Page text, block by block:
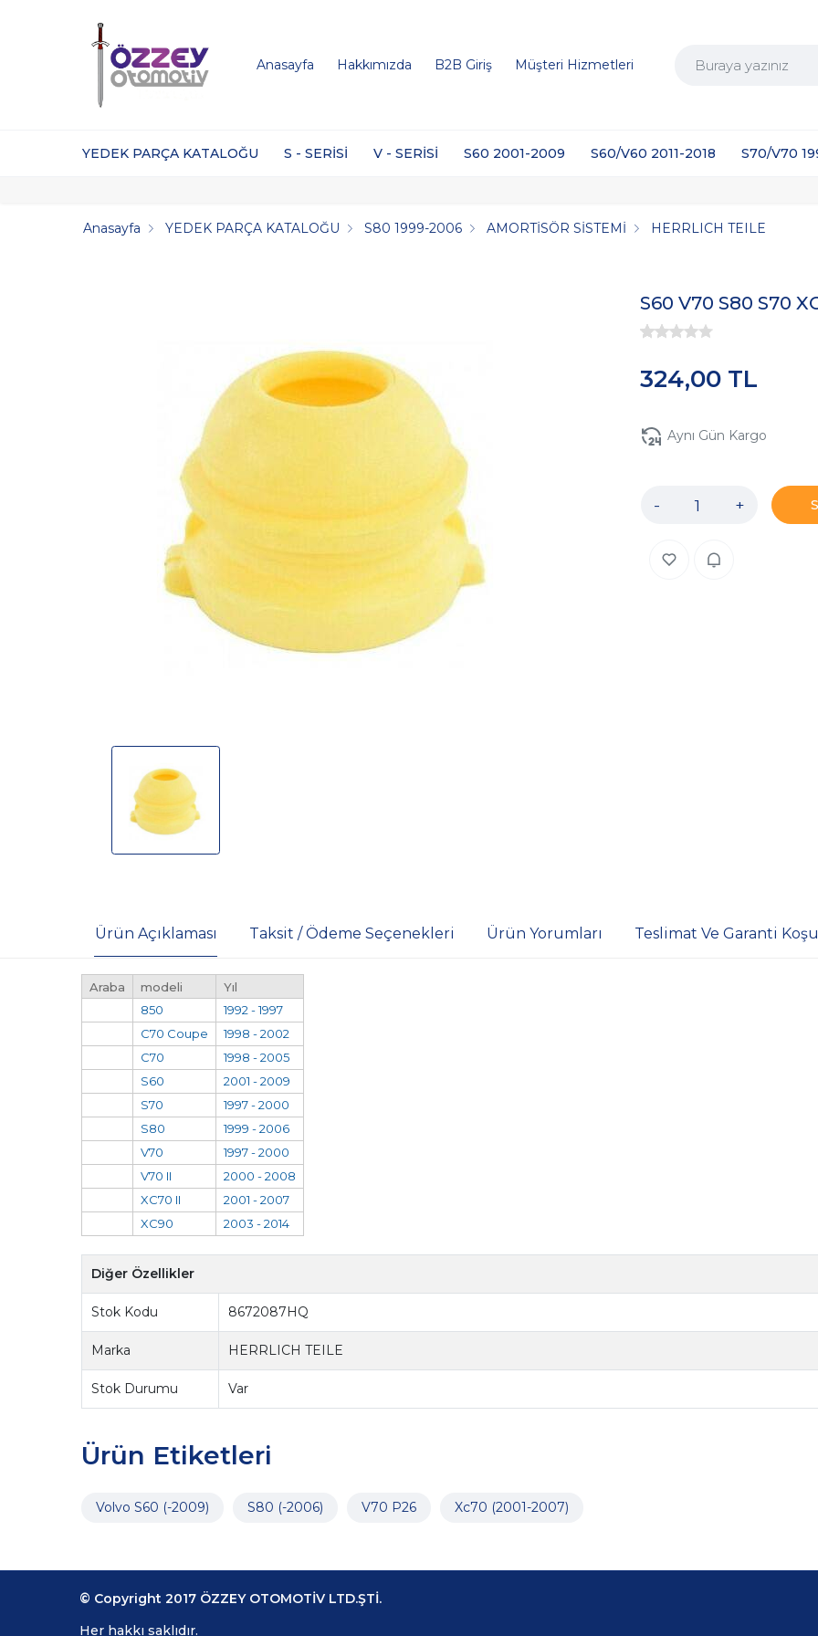
Anasayfa Hakkımızda B2B Giriş Müşteri Hizmetleri
YEDEK PARÇA KATALOĞU S - SERİSİ V - SERİSİ S60 2001-2009 S60/V60 2011-2018 S70/V70
Anasayfa YEDEK PARÇA KATALOĞU S80 1999-2006 AMORTİSÖR SİSTEMİ HERRLICH TEILE
S60 V70 S80 S70
324,00 TL
Aynı Gün Kargo
- +
Ürün Açıklaması Taksit / Ödeme Seçenekleri Ürün Yorumları Teslimat Ve Garanti
Araba modeli
Yıl
850
1992 - 1997
C70 Coupe
1998 - 2002
C70
1998 - 2005
S60
2001 - 2009
S70
1997 - 2000
S80
1999 - 2006
V70
1997 - 2000
V70 II
2000 - 2008
XC70 II
2001 - 2007
XC90
2003 - 2014
Diğer Özellikler
Stok Kodu 8672087HQ
Marka HERRLICH TEILE
Stok Durumu Var
Ürün Etiketleri
Volvo S60 (-2009) S80 (-2006) V70 P26 Xc70 (2001-2007)
© Copyright 2017 ÖZZEY OTOMOTİV LTD.ŞTİ.
Her hakkı saklıdır.